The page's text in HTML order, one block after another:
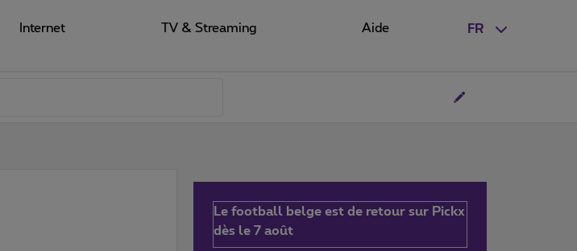
FR
Internet TV & Streaming Aide
Le football belge est de retour sur Pickx
dès le 7 août